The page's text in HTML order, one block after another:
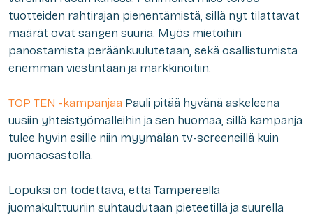
tuotteiden rahtirajan pienentämistä, sillä nyt tilattavat
määrät ovat sangen suuria. Myös mietoihin
panostamista peräänkuulutetaan, sekä osallistumista
enemmän viestintään ja markkinoitiin.
TOP TEN -kampanjaa Pauli pitää hyvänä askeleena
uusiin yhteistyömalleihin ja sen huomaa, sillä kampanja
tulee hyvin esille niin myymälän tv-screeneillä kuin
juomaosastolla.
Lopuksi on todettava, että Tampereella
juomakulttuuriin suhtaudutaan pieteetillä ja suurella